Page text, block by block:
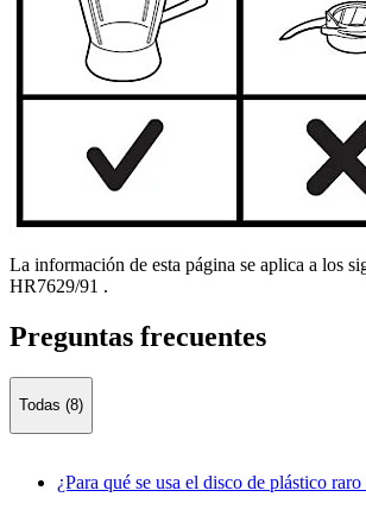
La información de esta página se aplica a los
HR7629/91 .
Preguntas frecuentes
Todas (8)
¿Para qué se usa el disco de plástico